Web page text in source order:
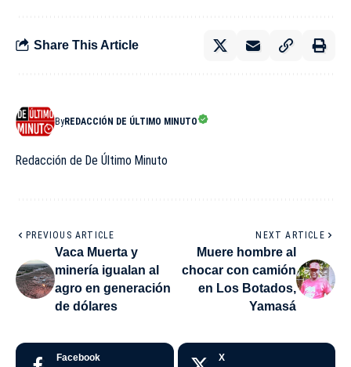
Share This Article
ByREDACCIÓN DE ÚLTIMO MINUTO
Redacción de De Último Minuto
PREVIOUS ARTICLE
Vaca Muerta y
minería igualan al
agro en generación
de dólares
NEXT ARTICLE
Muere hombre al
chocar con camión
en Los Botados,
Yamasá
Facebook X